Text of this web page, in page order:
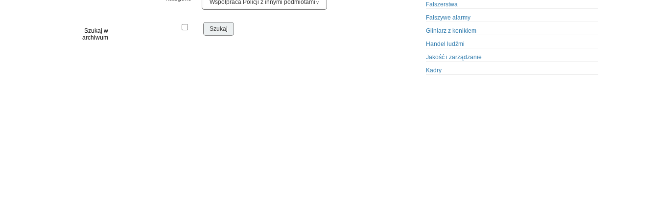
Szukaj w
archiwum
Fałszerstwa
Fałszywe alarmy
Gliniarz z konikiem
Handel ludźmi
Jakość i zarządzanie
Kadry